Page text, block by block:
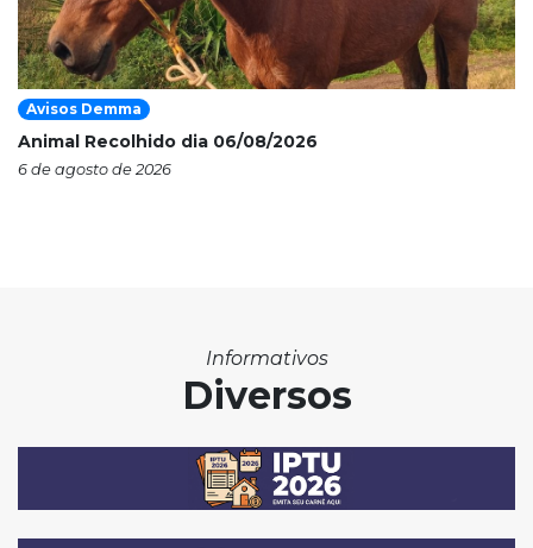
Avisos Demma
Animal Recolhido dia 06/08/2026
6 de agosto de 2026
Informativos
Diversos